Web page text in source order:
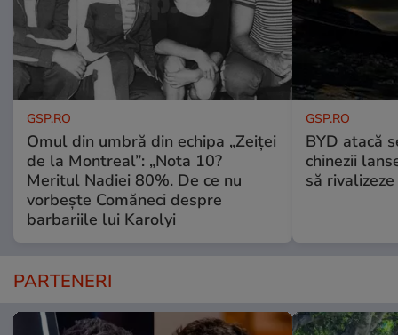
GSP.RO
Omul din umbră din echipa „Zeiței
de la Montreal”: „Nota 10?
Meritul Nadiei 80%. De ce nu
vorbește Comăneci despre
barbariile lui Karolyi
GSP.RO
BYD atacă
chinezii
să
PARTENERI